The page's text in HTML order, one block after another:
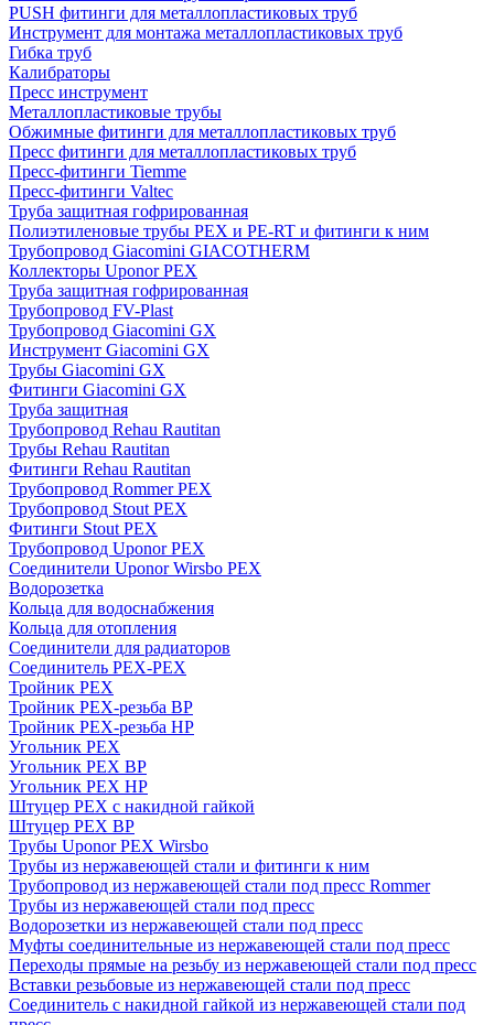
PUSH фитинги для металлопластиковых труб
Инструмент для монтажа металлопластиковых труб
Гибка труб
Калибраторы
Пресс инструмент
Металлопластиковые трубы
Обжимные фитинги для металлопластиковых труб
Пресс фитинги для металлопластиковых труб
Пресс-фитинги Tiemme
Пресс-фитинги Valtec
Труба защитная гофрированная
Полиэтиленовые трубы PEX и PE-RT и фитинги к ним
Трубопровод Giacomini GIACOTHERM
Коллекторы Uponor PEX
Труба защитная гофрированная
Трубопровод FV-Plast
Трубопровод Giacomini GX
Инструмент Giacomini GX
Трубы Giacomini GX
Фитинги Giacomini GX
Труба защитная
Трубопровод Rehau Rautitan
Трубы Rehau Rautitan
Фитинги Rehau Rautitan
Трубопровод Rommer PEX
Трубопровод Stout PEX
Фитинги Stout PEX
Трубопровод Uponor PEX
Соединители Uponor Wirsbo PEX
Водорозетка
Кольца для водоснабжения
Кольца для отопления
Соединители для радиаторов
Соединитель PEX-PEX
Тройник PEX
Тройник PEX-резьба ВР
Тройник PEX-резьба НР
Угольник PEX
Угольник PEX ВР
Угольник PEX НР
Штуцер PEX c накидной гайкой
Штуцер PEX ВР
Трубы Uponor PEX Wirsbo
Трубы из нержавеющей стали и фитинги к ним
Трубопровод из нержавеющей стали под пресс Rommer
Трубы из нержавеющей стали под пресс
Водорозетки из нержавеющей стали под пресс
Муфты соединительные из нержавеющей стали под пресс
Переходы прямые на резьбу из нержавеющей стали под пресс
Вставки резьбовые из нержавеющей стали под пресс
Соединитель с накидной гайкой из нержавеющей стали под